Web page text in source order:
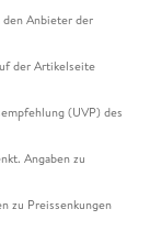
Anbieter der
der Artikelseite
(UVP) des
Angaben zu
zu Preissenkungen